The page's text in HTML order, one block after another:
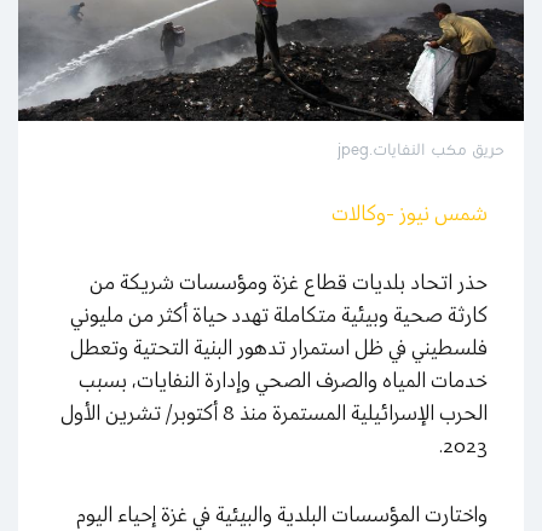
حريق مكب النفايات.jpeg
شمس نيوز -وكالات
حذر اتحاد بلديات قطاع غزة ومؤسسات شريكة من
كارثة صحية وبيئية متكاملة تهدد حياة أكثر من مليوني
فلسطيني في ظل استمرار تدهور البنية التحتية وتعطل
خدمات المياه والصرف الصحي وإدارة النفايات، بسبب
الحرب الإسرائيلية المستمرة منذ 8 أكتوبر/ تشرين الأول
2023.
واختارت المؤسسات البلدية والبيئية في غزة إحياء اليوم